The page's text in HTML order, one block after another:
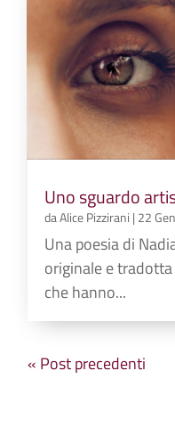
Uno sguardo
daAlice Pizzirani | 22
Una poesia di
originale e
che hanno...
« Post precedenti